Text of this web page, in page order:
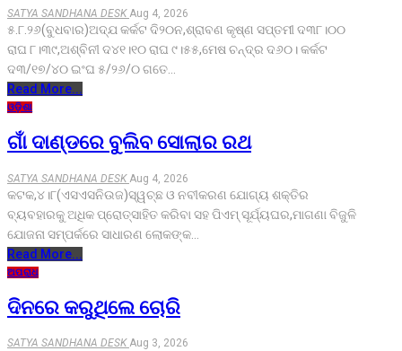
SATYA SANDHANA DESK Aug 4, 2026
୫.୮.୨୬(ବୁଧବାର)ଅଦ୍ଯ କର୍କଟ ଦି୨୦ନ,ଶ୍ରାବଣ କୃଷ୍ଣ ସପ୍ତମୀ ଦ୩୮।୦୦
ରାଘ ୮।୩୯,ଅଶ୍ବିନୀ ଦ୪୧।୧୦ ରାଘ ୯।୫୫,ମେଷ ଚନ୍ଦ୍ର ଦ୬୦। କର୍କଟ
ଦ୩/୧୭/୪୦ ଇଂଘ ୫/୨୬/୦ ଗତେ…
Read More...
ଓଡ଼ିଶା
ଗାଁ ଦାଣ୍ଡରେ ବୁଲିବ ସୋଲାର ରଥ
SATYA SANDHANA DESK Aug 4, 2026
କଟକ,୪।୮(ଏସଏସନିଉଜ)ସ୍ୱଚ୍ଛ ଓ ନବୀକରଣ ଯୋଗ୍ୟ ଶକ୍ତିର
ବ୍ୟବହାରକୁ ଅଧିକ ପ୍ରୋତ୍ସାହିତ କରିବା ସହ ପିଏମ୍ ସୂର୍ଯ୍ୟଘର,ମାଗଣା ବିଜୁଳି
ଯୋଜନା ସମ୍ପର୍କରେ ସାଧାରଣ ଲୋକଙ୍କ…
Read More...
ଅପରାଧ
ଦିନରେ କରୁଥିଲେ ଚୋରି
SATYA SANDHANA DESK Aug 3, 2026